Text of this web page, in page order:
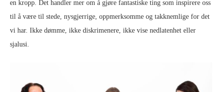
en kropp. Det handler mer om å gjøre fantastiske ting som inspirere oss
til å være til stede, nysgjerrige, oppmerksomme og takknemlige for det
vi har. Ikke dømme, ikke diskrimenere, ikke vise nedlatenhet eller
sjalusi.